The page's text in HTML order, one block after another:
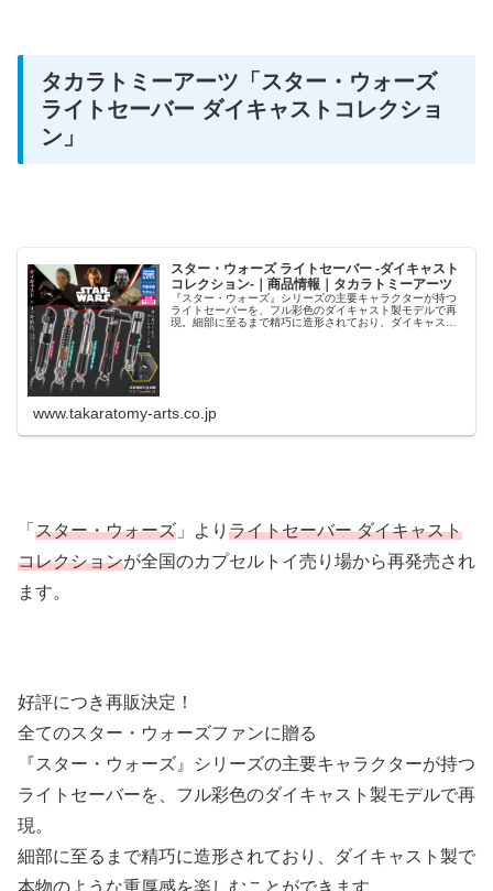
タカラトミーアーツ 「スター・ウォーズ
ライトセーバー ダイキャストコレクショ
ン」
スター・ウォーズ ライトセーバー -ダイキャスト
コレクション-｜商品情報｜タカラトミーアーツ
『スター・ウォーズ』シリーズの主要キャラクターが持つ
ライトセーバーを、フル彩色のダイキャスト製モデルで再
現。細部に至るまで精巧に造形されており、ダイキャスト
www.takaratomy-arts.co.jp
「 スター・ウォーズ 」より ライトセーバー ダイキャスト
コレクションが全国のカプセルトイ売り場から再発売され
ます。
好評につき再販決定！
全てのスター・ウォーズファンに贈る
『スター・ウォーズ』シリーズの主要キャラクターが持つ
ライトセーバーを、フル彩色のダイキャスト製モデルで再
現。
細部に至るまで精巧に造形されており、ダイキャスト製で